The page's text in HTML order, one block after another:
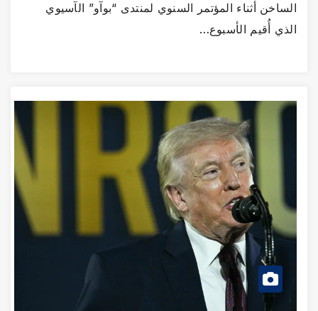
الساخن أثناء المؤتمر السنوي لمنتدى “بوآو” الآسيوي
الذي أُقيم الأسبوع…